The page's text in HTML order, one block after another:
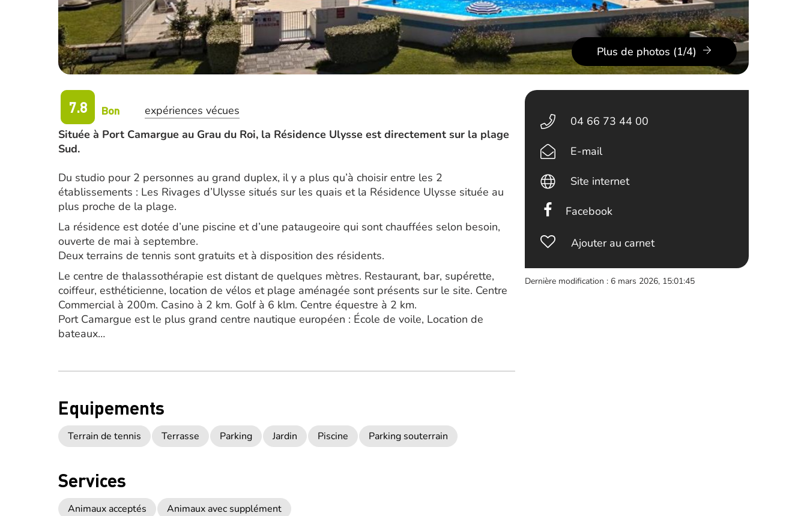
Plus de photos (1/4)
7.8 Bon
expériences vécues
Située à Port Camargue au Grau du Roi, la Résidence Ulysse est directement sur la plage
Sud.
Du studio pour 2 personnes au grand duplex, il y a plus qu’à choisir entre les 2
établissements : Les Rivages d’Ulysse situés sur les quais et la Résidence Ulysse située au
plus proche de la plage.
La résidence est dotée d’une piscine et d’une pataugeoire qui sont chauffées selon besoin,
ouverte de mai à septembre.
Deux terrains de tennis sont gratuits et à disposition des résidents.
Le centre de thalassothérapie est distant de quelques mètres. Restaurant, bar, supérette,
coiffeur, esthéticienne, location de vélos et plage aménagée sont présents sur le site. Centre
Commercial à 200m. Casino à 2 km. Golf à 6 klm. Centre équestre à 2 km.
Port Camargue est le plus grand centre nautique européen : École de voile, Location de
bateaux…
Equipements
Terrain de tennis Terrasse Parking Jardin Piscine Parking souterrain
Services
Animaux acceptés Animaux avec supplément
04 66 73 44 00
E-mail
Site internet
Facebook
Ajouter au carnet
Dernière modification : 6 mars 2026, 15:01:45